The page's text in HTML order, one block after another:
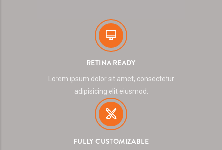
RETINA READY
Lorem ipsum dolor sit amet, consectetur
adipisicing elit eiusmod.
FULLY CUSTOMIZABLE